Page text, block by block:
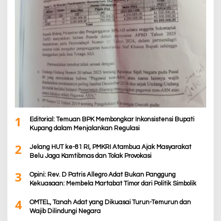
1
Editorial: Temuan BPK Membongkar Inkonsistensi Bupati
Kupang dalam Menjalankan Regulasi
2
Jelang HUT ke-81 RI, PMKRI Atambua Ajak Masyarakat
Belu Jaga Kamtibmas dan Tolak Provokasi
3
Opini: Rev. D Patris Allegro Adat Bukan Panggung
Kekuasaan: Membela Martabat Timor dari Politik Simbolik
4
OMTEL, Tanah Adat yang Dikuasai Turun-Temurun dan
Wajib Dilindungi Negara